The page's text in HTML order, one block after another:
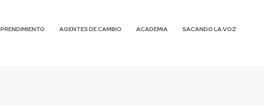
AGENTES DE CAMBIO ACADEMIA
SACANDO LA VOZ